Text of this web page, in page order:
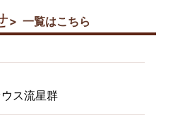
一覧はこちら
ス流星群